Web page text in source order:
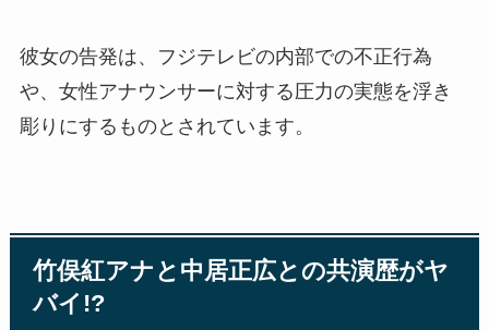
彼女の告発は、フジテレビの内部での不正行為
や、女性アナウンサーに対する圧力の実態を浮き
彫りにするものとされています。
竹俣紅アナと中居正広との共演歴がヤ
バイ!?